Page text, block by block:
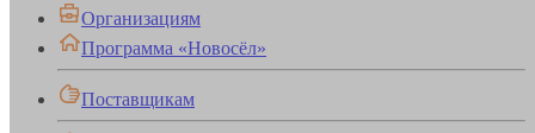
Организациям
Программа «Новосёл»
Поставщикам